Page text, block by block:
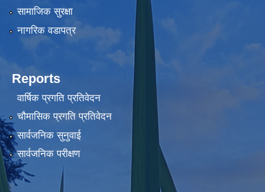
सामाजिक सुरक्षा
नागरिक वडापत्र
Reports
वार्षिक प्रगति प्रतिवेदन
चौमासिक प्रगति प्रतिवेदन
सार्वजनिक सुनुवाई
सार्वजनिक परीक्षण